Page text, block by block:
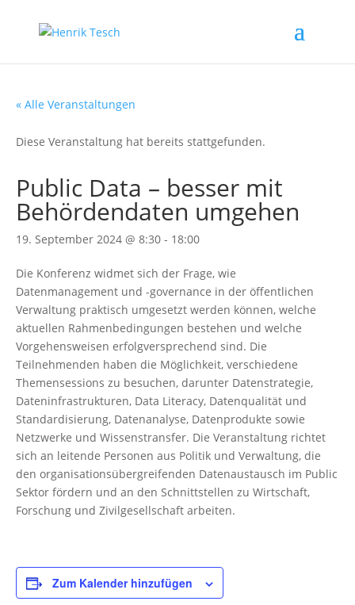
« Alle Veranstaltungen
Diese Veranstaltung hat bereits stattgefunden.
Public Data – besser mit
Behördendaten umgehen
19. September 2024 @ 8:30 - 18:00
Die Konferenz widmet sich der Frage, wie
Datenmanagement und -governance in der öffentlichen
Verwaltung praktisch umgesetzt werden können, welche
aktuellen Rahmenbedingungen bestehen und welche
Vorgehensweisen erfolgversprechend sind. Die
Teilnehmenden haben die Möglichkeit, verschiedene
Themensessions zu besuchen, darunter Datenstrategie,
Dateninfrastrukturen, Data Literacy, Datenqualität und
Standardisierung, Datenanalyse, Datenprodukte sowie
Netzwerke und Wissenstransfer. Die Veranstaltung richtet
sich an leitende Personen aus Politik und Verwaltung, die
den organisationsübergreifenden Datenaustausch im Public
Sektor fördern und an den Schnittstellen zu Wirtschaft,
Forschung und Zivilgesellschaft arbeiten.
Zum Kalender hinzufügen